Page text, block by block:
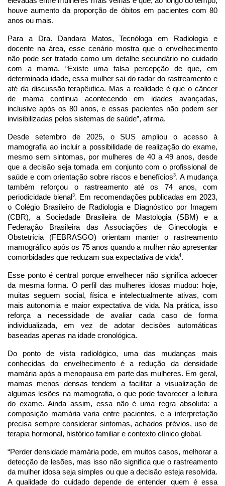
houve aumento da proporção de óbitos em pacientes com 80
anos ou mais.
Para a Dra. Dandara Matos, Tecnóloga em Radiologia e
docente na área, esse cenário mostra que o envelhecimento
não pode ser tratado como um detalhe secundário no cuidado
com a mama. “Existe uma falsa percepção de que, em
determinada idade, essa mulher sai do radar do rastreamento e
até da discussão terapêutica. Mas a realidade é que o câncer
de mama continua acontecendo em idades avançadas,
inclusive após os 80 anos, e essas pacientes não podem ser
invisibilizadas pelos sistemas de saúde”, afirma.
Desde setembro de 2025, o SUS ampliou o acesso à
mamografia ao incluir a possibilidade de realização do exame,
mesmo sem sintomas, por mulheres de 40 a 49 anos, desde
que a decisão seja tomada em conjunto com o profissional de
saúde e com orientação sobre riscos e benefícios3. A mudança
também reforçou o rastreamento até os 74 anos, com
periodicidade bienal 3. Em recomendações publicadas em 2023,
o Colégio Brasileiro de Radiologia e Diagnóstico por Imagem
(CBR), a Sociedade Brasileira de Mastologia (SBM) e a
Federação Brasileira das Associações de Ginecologia e
Obstetrícia (FEBRASGO) orientam manter o rastreamento
mamográfico após os 75 anos quando a mulher não apresentar
comorbidades que reduzam sua expectativa de vida4.
Esse ponto é central porque envelhecer não significa adoecer
da mesma forma. O perfil das mulheres idosas mudou: hoje,
muitas seguem social, física e intelectualmente ativas, com
mais autonomia e maior expectativa de vida. Na prática, isso
reforça a necessidade de avaliar cada caso de forma
individualizada, em vez de adotar decisões automáticas
baseadas apenas na idade cronológica.
Do ponto de vista radiológico, uma das mudanças mais
conhecidas do envelhecimento é a redução da densidade
mamária após a menopausa em parte das mulheres. Em geral,
mamas menos densas tendem a facilitar a visualização de
algumas lesões na mamografia, o que pode favorecer a leitura
do exame. Ainda assim, essa não é uma regra absoluta: a
composição mamária varia entre pacientes, e a interpretação
precisa sempre considerar sintomas, achados prévios, uso de
terapia hormonal, histórico familiar e contexto clínico global.
“Perder densidade mamária pode, em muitos casos, melhorar a
detecção de lesões, mas isso não significa que o rastreamento
da mulher idosa seja simples ou que a decisão esteja resolvida.
A qualidade do cuidado depende de entender quem é essa